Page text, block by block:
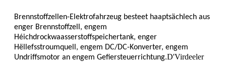
Brennstoffzellen-Elektrofahrzeug besteet haaptsächlech aus
enger Brennstoffzell, engem
Héichdrockwaasserstoffspeichertank, enger
Hëllefsstroumquell, engem DC/DC-Konverter, engem
Undriffsmotor an engem Gefiersteuerrichtung.D'Virdeeler